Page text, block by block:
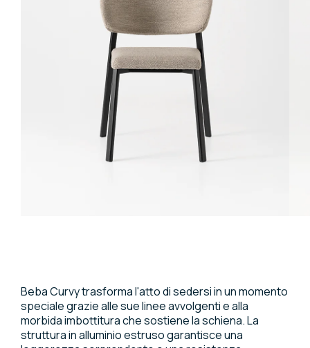
Beba Curvy trasforma l'atto di sedersi in un momento
speciale grazie alle sue linee avvolgenti e alla
morbida imbottitura che sostiene la schiena. La
struttura in alluminio estruso garantisce una